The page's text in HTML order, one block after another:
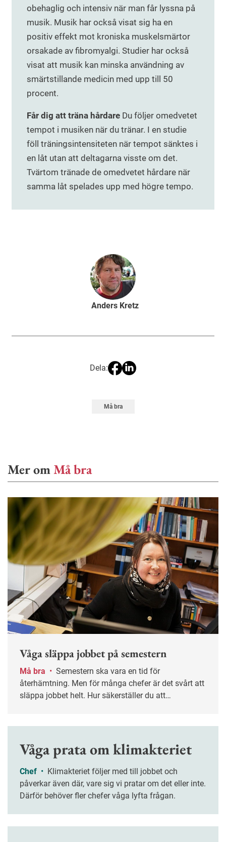
obehaglig och intensiv när man får lyssna på
musik. Musik har också visat sig ha en
positiv effekt mot kroniska muskelsmärtor
orsakade av fibromyalgi. Studier har också
visat att musik kan minska användning av
smärtstillande medicin med upp till 50
procent.
Får dig att träna hårdare Du följer omedvetet
tempot i musiken när du tränar. I en studie
föll träningsintensiteten när tempot sänktes i
en låt utan att deltagarna visste om det.
Tvärtom tränade de omedvetet hårdare när
samma låt spelades upp med högre tempo.
Anders Kretz
Dela:
Må bra
Mer omMå bra
Våga släppa jobbet på semestern
Må bra •
återhämtning. Men för många chefer är det svårt att
släppa jobbet helt. Hur säkerställer du att
Våga prata om klimakteriet
Chef •
påverkar även där, vare sig vi pratar om det eller inte.
Därför behöver fler chefer våga lyfta frågan.